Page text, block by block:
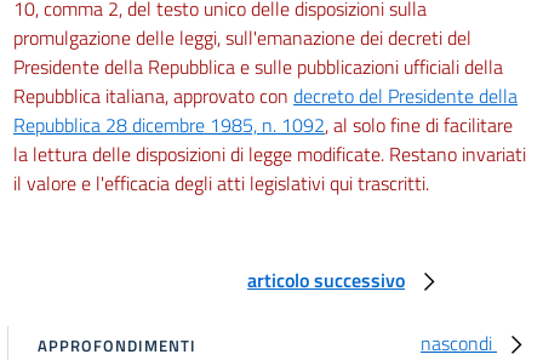
10, comma 2, del testo unico delle disposizioni sulla
promulgazione delle leggi, sull'emanazione dei decreti del
Presidente della Repubblica e sulle pubblicazioni ufficiali della
Repubblica italiana, approvato con decreto del Presidente della
Repubblica 28 dicembre 1985, n. 1092, al solo fine di facilitare
la lettura delle disposizioni di legge modificate. Restano invariati
il valore e l'efficacia degli atti legislativi qui trascritti.
articolo successivo
nascondi
APPROFONDIMENTI